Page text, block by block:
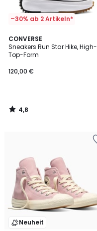
–30% ab 2 Artikeln*
CONVERSE
Sneakers Run Star Hike, High-
Top-Form
120,00 €
4,8
/ 5
4,8
/
Neuheit